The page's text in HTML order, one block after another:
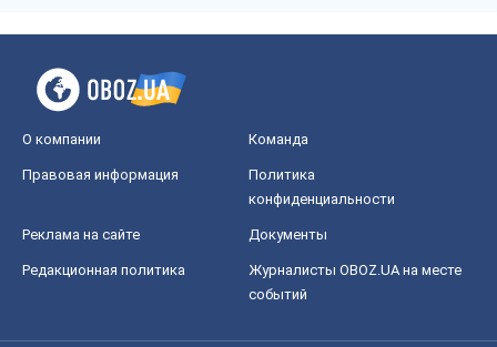
О компании Команда
Правовая информация
Политика
конфиденциальности
Реклама на сайте Документы
Редакционная политика
Журналисты OBOZ.UA на месте
событий